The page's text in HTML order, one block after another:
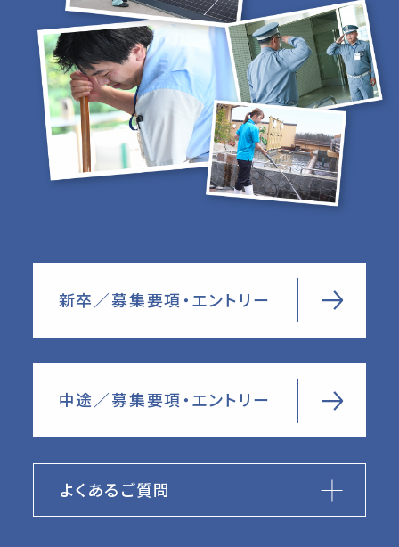
新卒／募集要項・エントリー
中途／募集要項・エントリー
よくあるご質問